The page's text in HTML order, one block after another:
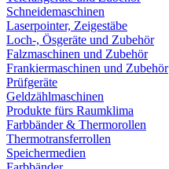
Schneidemaschinen
Laserpointer, Zeigestäbe
Loch-, Ösgeräte und Zubehör
Falzmaschinen und Zubehör
Frankiermaschinen und Zubehör
Prüfgeräte
Geldzählmaschinen
Produkte fürs Raumklima
Farbbänder & Thermorollen
Thermotransferrollen
Speichermedien